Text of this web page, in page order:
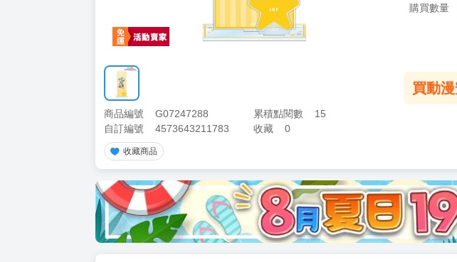
商品編號 G07247288 累積點閱數
15
自訂編號
4573643211783 收藏 0
收藏商品
購買數量
買動